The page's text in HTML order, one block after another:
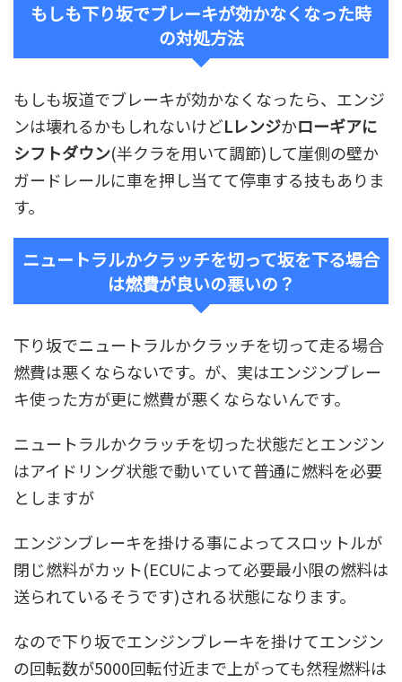
もしも下り坂でブレーキが効かなくなった時
の対処方法
もしも坂道でブレーキが効かなくなったら、エンジ
ンは壊れるかもしれないけどLレンジかローギアに
シフトダウン(半クラを用いて調節)して崖側の壁か
ガードレールに車を押し当てて停車する技もありま
す。
ニュートラルかクラッチを切って坂を下る場合
は燃費が良いの悪いの？
下り坂でニュートラルかクラッチを切って走る場合
燃費は悪くならないです。が、実はエンジンブレー
キ使った方が更に燃費が悪くならないんです。
ニュートラルかクラッチを切った状態だとエンジン
はアイドリング状態で動いていて普通に燃料を必要
としますが
エンジンブレーキを掛ける事によってスロットルが
閉じ燃料がカット(ECUによって必要最小限の燃料は
送られているそうです)される状態になります。
なので下り坂でエンジンブレーキを掛けてエンジン
の回転数が5000回転付近まで上がっても然程燃料は